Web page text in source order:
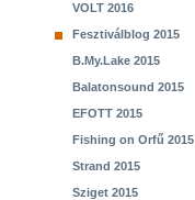
VOLT 2016
Fesztiválblog 2015
B.My.Lake 2015
Balatonsound 2015
EFOTT 2015
Fishing on Orfű 2015
Strand 2015
Sziget 2015